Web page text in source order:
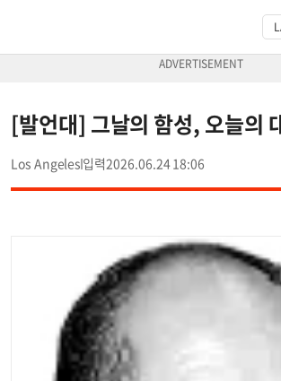
[발언대] 그날의 함성, 오늘의
Los Angeles 2026.06.24 18:06